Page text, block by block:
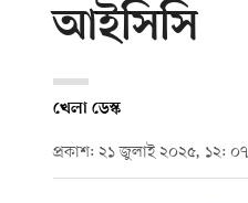
আইসিসি
খেলা ডেস্ক
প্রকাশ: ২১ জুলাই ২০২৫, ১২: ০৭